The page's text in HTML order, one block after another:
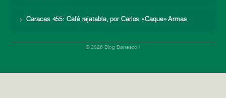
Caracas 455: Café rajatabla, por Carlos «Caque» Armas
© 2026 Blog Banesco |